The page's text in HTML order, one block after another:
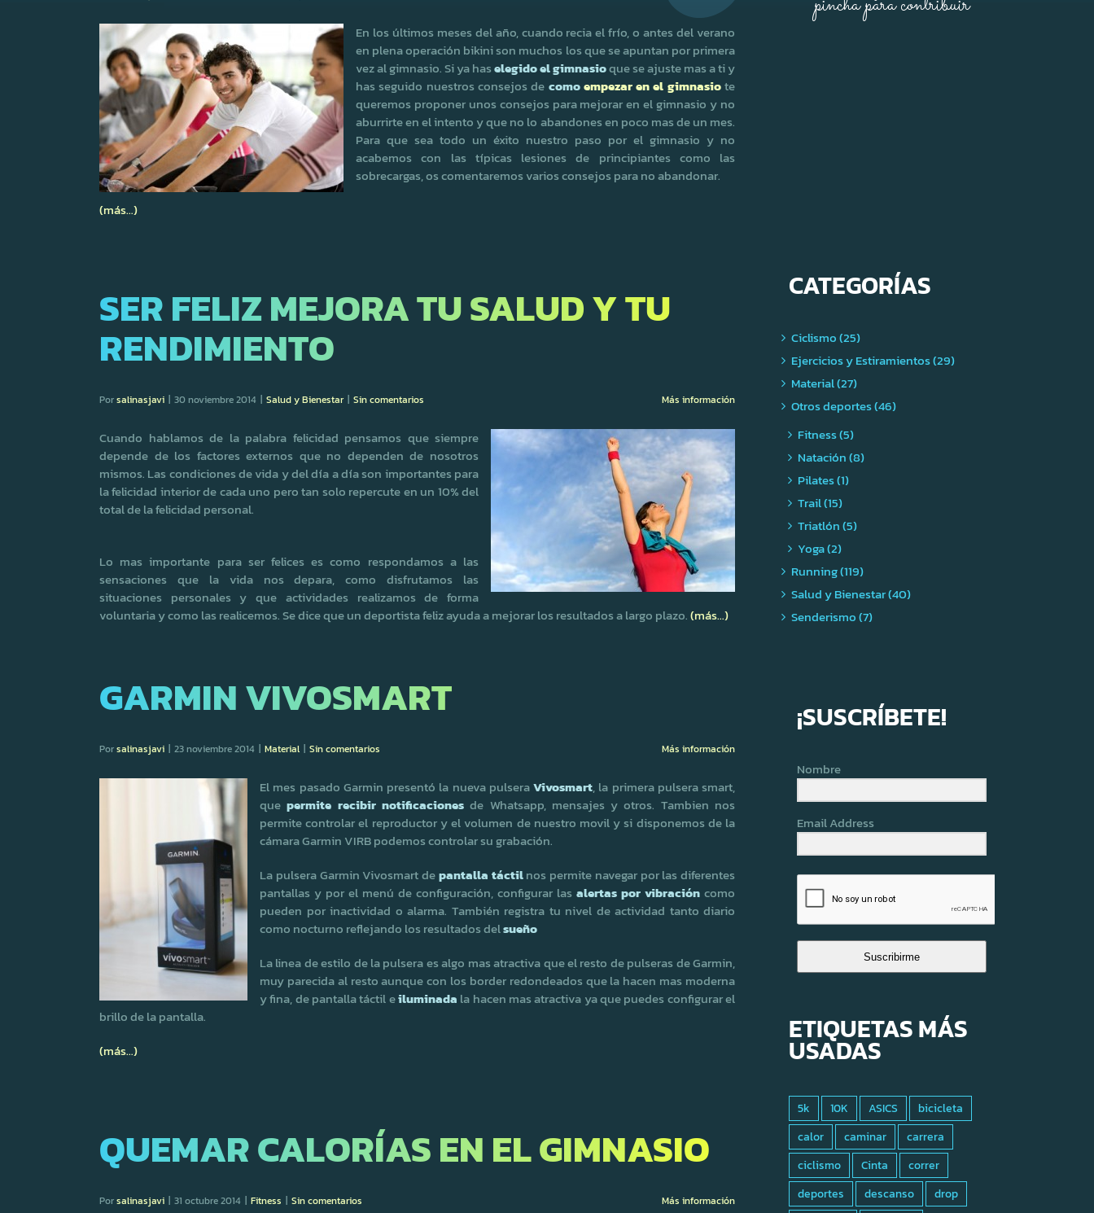
En los últimos meses del año, cuando recia el frío, o antes del verano
en plena operación bikini son muchos los que se apuntan por primera
vez al gimnasio. Si ya haselegido el gimnasioque se ajuste mas a ti y
has seguido nuestros consejos de comoempezar en el gimnasiote
queremos proponer unos consejos para mejorar en el gimnasio y no
aburrirte en el intento y que no lo abandones en poco mas de un mes.
Para que sea todo un éxito nuestro paso por el gimnasio y no
acabemos con las típicas lesiones de principiantes como las
sobrecargas, os comentaremos varios consejos para no abandonar.
(más…)
SER FELIZ MEJORA TU SALUD Y TU
RENDIMIENTO
Porsalinasjavi | 30 noviembre 2014 | Salud y Bienestar | Sin comentarios Más información
Cuando hablamos de la palabra felicidad pensamos que siempre
depende de los factores externos que no dependen de nosotros
mismos. Las condiciones de vida y del día a día son importantes para
la felicidad interior de cada uno pero tan solo repercute en un 10% del
total de la felicidad personal.
Lo mas importante para ser felices es como respondamos a las
sensaciones que la vida nos depara, como disfrutamos las
situaciones personales y que actividades realizamos de forma
voluntaria y como las realicemos. Se dice que un deportista feliz ayuda a mejorar los resultados a largo plazo.(más…)
GARMIN VIVOSMART
Porsalinasjavi | 23 noviembre 2014 | Material | Sin comentarios Más información
El mes pasado Garmin presentó la nueva pulseraVivosmart, la primera pulsera smart,
quepermite recibir notificacionesde Whatsapp, mensajes y otros. Tambien nos
permite controlar el reproductor y el volumen de nuestro movil y si disponemos de la
cámara Garmin VIRB podemos controlar su grabación.
La pulsera Garmin Vivosmart depantalla táctilnos permite navegar por las diferentes
pantallas y por el menú de configuración, configurar las alertas por vibración como
pueden por inactividad o alarma. También registra tu nivel de actividad tanto diario
como nocturno reflejando los resultados delsueño
La linea de estilo de la pulsera es algo mas atractiva que el resto de pulseras de Garmin,
muy parecida al resto aunque con los border redondeados que la hacen mas moderna
y fina, de pantalla táctil eiluminada la hacen mas atractiva ya que puedes configurar el
brillo de la pantalla.
(más…)
QUEMAR CALORÍAS EN EL GIMNASIO
Porsalinasjavi | 31 octubre 2014 | Fitness | Sin comentarios Más información
CATEGORÍAS
Ciclismo (25)
Ejercicios y Estiramientos (29)
Material (27)
Otros deportes (46)
Fitness (5)
Natación (8)
Pilates (1)
Trail (15)
Triatlón (5)
Yoga (2)
Running (119)
Salud y Bienestar (40)
Senderismo (7)
¡SUSCRÍBETE!
Nombre
Email Address
Suscribirme
ETIQUETAS MÁS
USADAS
5k 10K ASICS
bicicleta
calor
caminar
carrera
ciclismo
Cinta
correr
deportes
descanso
drop